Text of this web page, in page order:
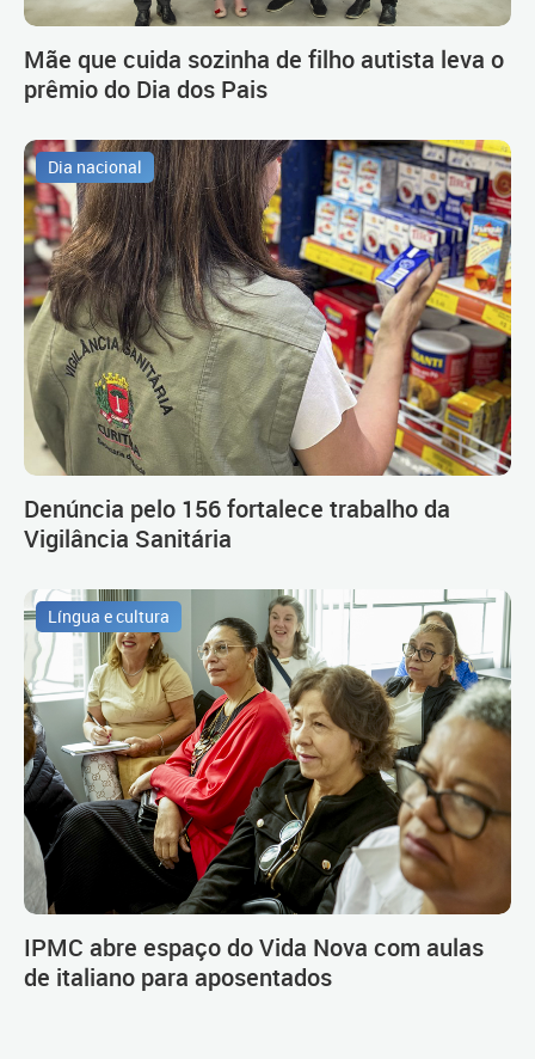
Mãe que cuida sozinha de filho autista leva o
prêmio do Dia dos Pais
Dia nacional
Denúncia pelo 156 fortalece trabalho da
Vigilância Sanitária
Língua e cultura
IPMC abre espaço do Vida Nova com aulas
de italiano para aposentados